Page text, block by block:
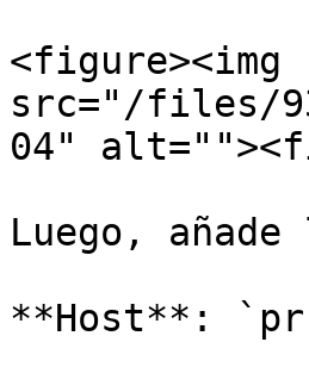
<figure><img
src="/files/
04"
Luego,
**Host**: